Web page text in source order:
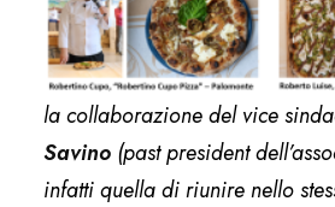
la collaborazione del vice
Savino (past president
infatti quella di riunire nello